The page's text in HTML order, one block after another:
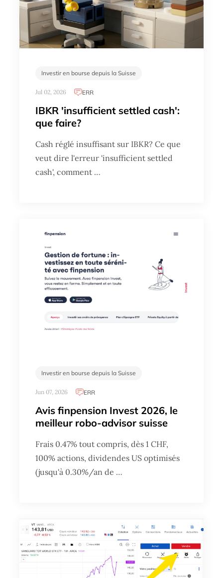
Investir en bourse depuis la Suisse
Jul 02, 2026 ERR
IBKR 'insufficient settled cash':
que faire?
Cash réglé insuffisant sur IBKR? Ce que
veut dire l'erreur 'insufficient settled
cash', comment …
Investir en bourse depuis la Suisse
Jun 07, 2026 ERR
Avis finpension Invest 2026, le
meilleur robo-advisor suisse
Frais 0.47% tout compris, dès 1 CHF,
100% actions, dividendes US optimisés
(jusqu'à 0.30%/an de …